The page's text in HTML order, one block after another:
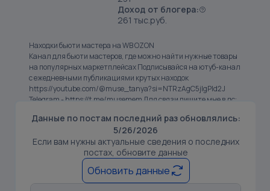
Находки бьюти мастера на WB OZON
Канал для бьюти мастеров, где можно найти нужные товары
на популярных маркетплейсах Подписывайся на ютуб-канал
с ежедневными публикациями крутых находок
https://youtube.com/@muse_tanya?si=NTRzAgC5jlgPld2J
Telegram - https://t.me/musemem Для связи пишите мне в лс:
Доход от блогера:
261 тыс.руб.
Данные по постам последний раз обновлялись:
5/26/2026
Если вам нужны актуальные сведения о последних
постах, обновите данные
Обновить данные